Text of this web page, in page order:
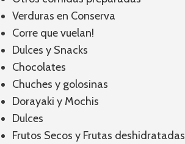
Verduras en Conserva
Corre que vuelan!
Dulces y Snacks
Chocolates
Chuches y golosinas
Dorayaki y Mochis
Dulces
Frutos Secos y Frutas deshidratadas